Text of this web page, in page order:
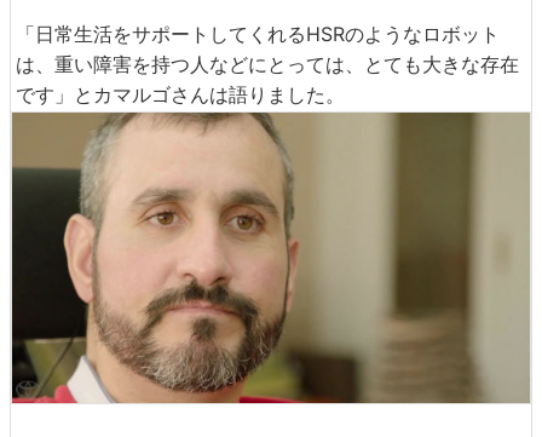
「日常生活をサポートしてくれるHSRのようなロボット
は、重い障害を持つ人などにとっては、とても大きな存在
です」とカマルゴさんは語りました。